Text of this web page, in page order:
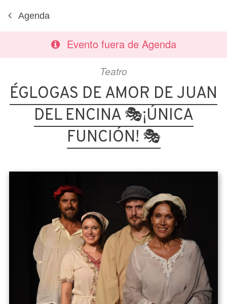
Agenda
Evento fuera de Agenda
Teatro
ÉGLOGAS DE AMOR DE JUAN
DEL ENCINA 🎭¡ÚNICA
FUNCIÓN! 🎭